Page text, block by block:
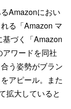
Amazonにおい
る「Amazon マ
づく「Amazon
ワードを同社
う姿勢がブラン
アピール。また
拡大していると